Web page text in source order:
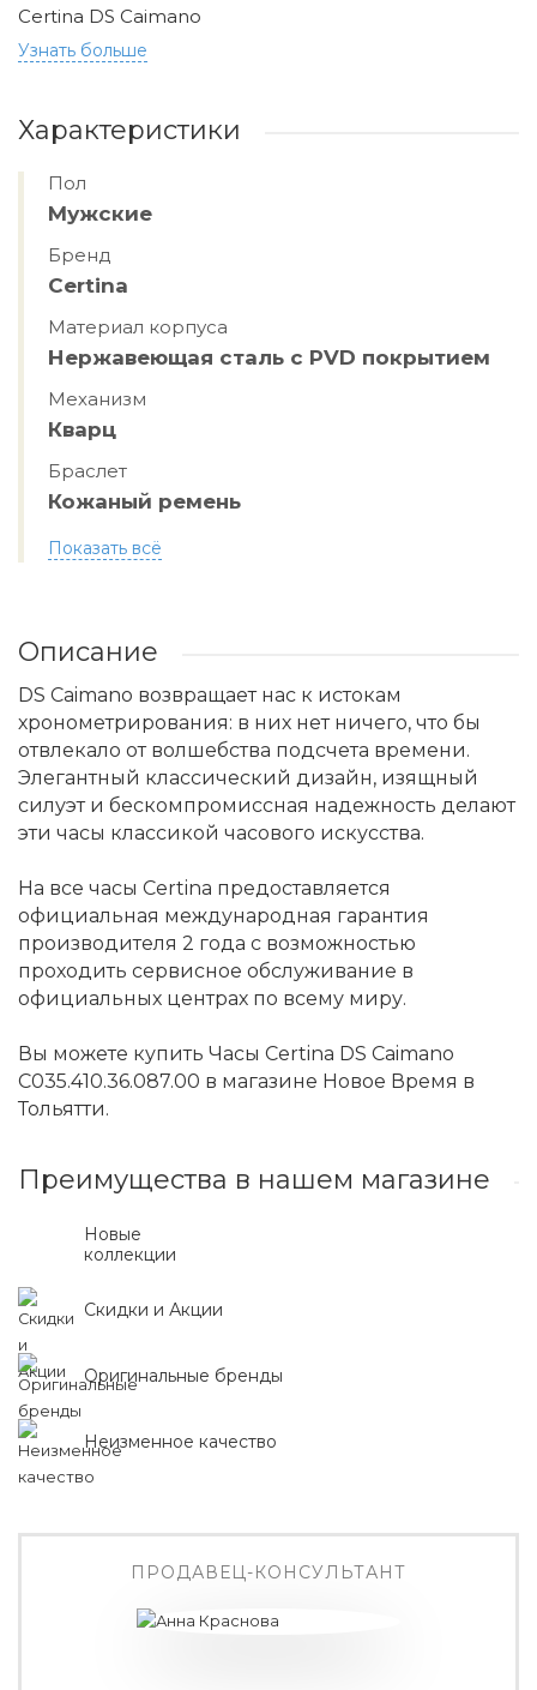
Certina DS Caimano
Узнать больше
Характеристики
Пол
Мужские
Бренд
Certina
Материал корпуса
Нержавеющая сталь с PVD покрытием
Механизм
Кварц
Браслет
Кожаный ремень
Показать всё
Описание
DS Caimano возвращает нас к истокам
хронометрирования: в них нет ничего, что бы
отвлекало от волшебства подсчета времени.
Элегантный классический дизайн, изящный
силуэт и бескомпромиссная надежность делают
эти часы классикой часового искусства.
На все часы Certina предоставляется
официальная международная гарантия
производителя 2 года с возможностью
проходить сервисное обслуживание в
официальных центрах по всему миру.
Вы можете купить Часы Certina DS Caimano
C035.410.36.087.00 в магазине Новое Время в
Тольятти.
Преимущества в нашем магазине
Новые
коллекции
Скидки и Акции
Оригинальные бренды
Неизменное качество
ПРОДАВЕЦ-КОНСУЛЬТАНТ